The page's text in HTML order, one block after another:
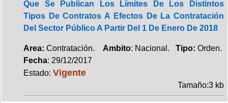
Que Se Publican Los Límites De Los Distintos
Tipos De Contratos A Efectos De La Contratación
Del Sector Público A Partir Del 1 De Enero De 2018
Area: Contratación. Ambito: Nacional. Tipo: Orden.
Fecha: 29/12/2017
Estado: Vigente
Tamaño:3 kb